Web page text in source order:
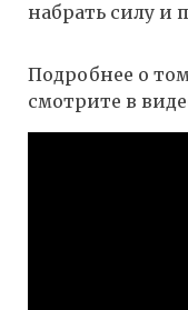
набрать силу и
Подробнее о
смотрите в